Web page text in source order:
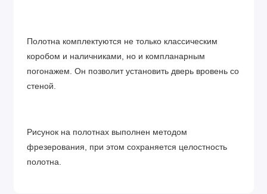
Полотна комплектуются не только классическим
коробом и наличниками, но и компланарным
погонажем. Он позволит установить дверь вровень со
стеной.
Рисунок на полотнах выполнен методом
фрезерования, при этом сохраняется целостность
полотна.